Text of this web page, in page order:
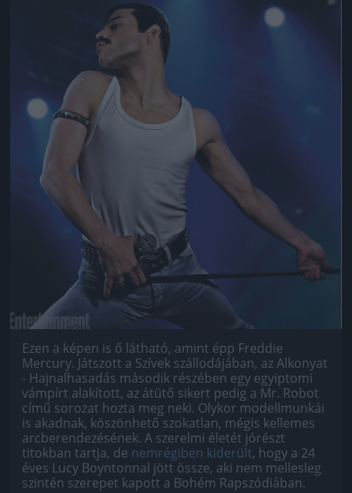
Jön még kép!
Ezen a képen is ő látható, amint épp Freddie
Mercury. Játszott a Szívek szállodájában, az Alkonyat
- Hajnalhasadás második részében egy egyiptomi
vámpírt alakított, az átütő sikert pedig a Mr. Robot
című sorozat hozta meg neki. Olykor modellmunkái
is akadnak, köszönhető szokatlan, mégis kellemes
arcberendezésének. A szerelmi életét jórészt
titokban tartja, de nemrégiben kiderült, hogy a 24
éves Lucy Boyntonnal jött össze, aki nem mellesleg
szintén szerepet kapott a Bohém Rapszódiában.